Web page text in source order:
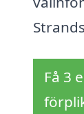
Få 3